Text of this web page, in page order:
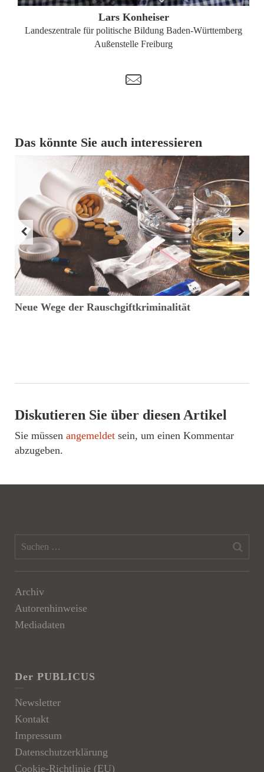
Lars Konheiser
Landeszentrale für politische Bildung Baden-Württemberg
Außenstelle Freiburg
t
Das könnte Sie auch interessieren
Neue Wege der Rauschgiftkriminalität
Diskutieren Sie über diesen Artikel
Sie müssen angemeldet sein, um einen Kommentar
abzugeben.
Archiv
Autorenhinweise
Mediadaten
Der PUBLICUS
Newsletter
Kontakt
Impressum
Datenschutzerklärung
Cookie-Richtlinie (EU)